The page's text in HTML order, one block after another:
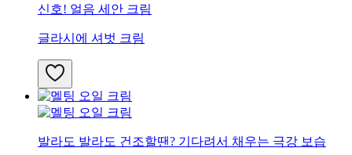
신호! 얼음 세안 크림
글라시에 셔벗 크림
발라도 발라도 건조할땐? 기다려서 채우는 극강 보습